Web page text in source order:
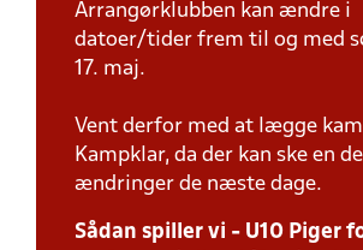
Arrangørklubben kan ændre i
datoer/tider frem til og med
17. maj.
Vent derfor med at lægge
Kampklar, da der kan ske en del
ændringer de næste dage.
Sådan spiller vi - U10 Piger